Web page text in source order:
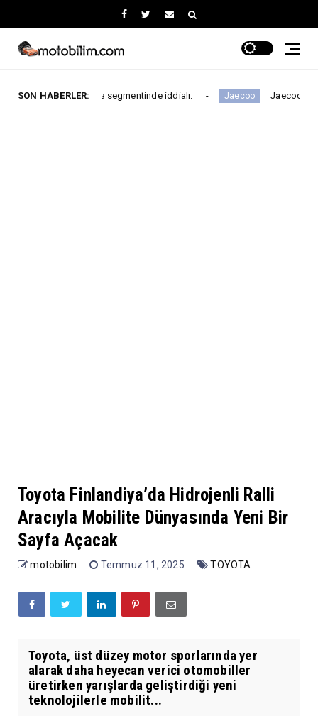
SON HABERLER:
segmentinde iddialı. Jaecoo Jaecoo, The Odyssey ile
Toyota Finlandiya’da Hidrojenli Ralli
Aracıyla Mobilite Dünyasında Yeni Bir
Sayfa Açacak
motobilim Temmuz 11, 2025 TOYOTA
Toyota, üst düzey motor sporlarında yer
alarak daha heyecan verici otomobiller
üretirken yarışlarda geliştirdiği yeni
teknolojilerle mobilit...